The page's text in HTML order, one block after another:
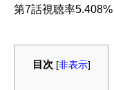
第7話視聴率5.408%
目次 [非表示]